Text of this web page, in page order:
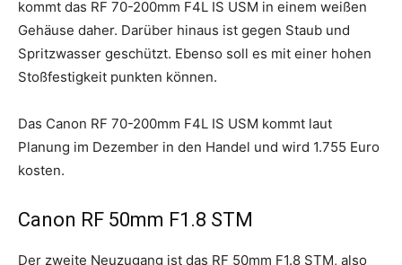
kommt das RF 70-200mm F4L IS USM in einem weißen
Gehäuse daher. Darüber hinaus ist gegen Staub und
Spritzwasser geschützt. Ebenso soll es mit einer hohen
Stoßfestigkeit punkten können.
Das Canon RF 70-200mm F4L IS USM kommt laut
Planung im Dezember in den Handel und wird 1.755 Euro
kosten.
Canon RF 50mm F1.8 STM
Der zweite Neuzugang ist das RF 50mm F1.8 STM, also